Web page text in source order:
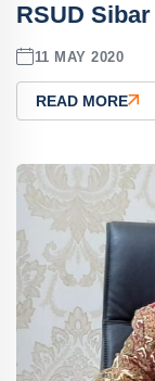
RSUD Sibar
11 MAY 2020
READ MORE